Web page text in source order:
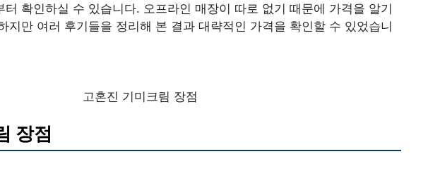
터 확인하실 수 있습니다. 오프라인 매장이 따로 없기 때문에 가격을 알기
지만 여러 후기들을 정리해 본 결과 대략적인 가격을 확인할 수 있었습니
고혼진 기미크림 장점
장점